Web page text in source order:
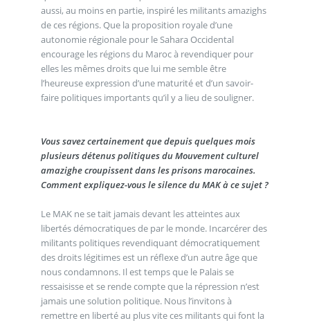
aussi, au moins en partie, inspiré les militants amazighs
de ces régions. Que la proposition royale d’une
autonomie régionale pour le Sahara Occidental
encourage les régions du Maroc à revendiquer pour
elles les mêmes droits que lui me semble être
l’heureuse expression d’une maturité et d’un savoir-
faire politiques importants qu’il y a lieu de souligner.
Vous savez certainement que depuis quelques mois
plusieurs détenus politiques du Mouvement culturel
amazighe croupissent dans les prisons marocaines.
Comment expliquez-vous le silence du MAK à ce sujet ?
Le MAK ne se tait jamais devant les atteintes aux
libertés démocratiques de par le monde. Incarcérer des
militants politiques revendiquant démocratiquement
des droits légitimes est un réflexe d’un autre âge que
nous condamnons. Il est temps que le Palais se
ressaisisse et se rende compte que la répression n’est
jamais une solution politique. Nous l’invitons à
remettre en liberté au plus vite ces militants qui font la